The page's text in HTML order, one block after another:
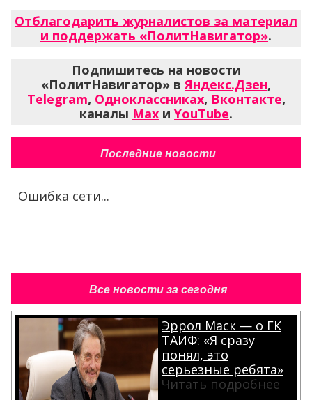
Отблагодарить журналистов за материал
и поддержать «ПолитНавигатор».
Подпишитесь на новости
«ПолитНавигатор» вЯндекс.Дзен,
Telegram, Одноклассниках, Вконтакте,
каналы Max и YouTube.
Последние новости
Ошибка сети...
Все новости за сегодня
Эррол Маск — о ГК
ТАИФ: «Я сразу
понял, это
серьезные ребята»
Читать подробнее